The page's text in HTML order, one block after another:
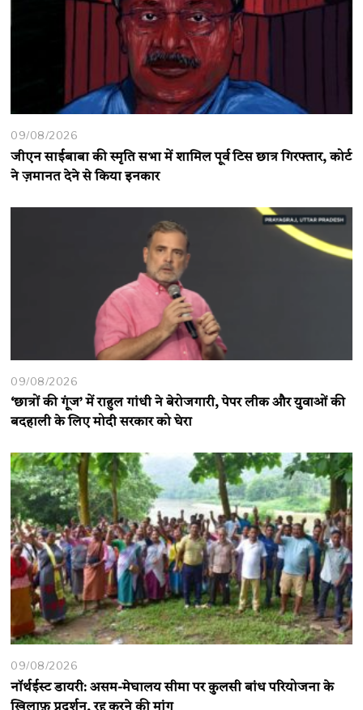
09/08/2026
जीएन साईबाबा की स्मृति सभा में शामिल पूर्व टिस छात्र गिरफ्तार, कोर्ट
ने ज़मानत देने से किया इनकार
09/08/2026
‘छात्रों की गूंज’ में राहुल गांधी ने बेरोजगारी, पेपर लीक और युवाओं की
बदहाली के लिए मोदी सरकार को घेरा
09/08/2026
नॉर्थईस्ट डायरी: असम-मेघालय सीमा पर कुलसी बांध परियोजना के
ख़िलाफ़ प्रदर्शन, रद्द करने की मांग